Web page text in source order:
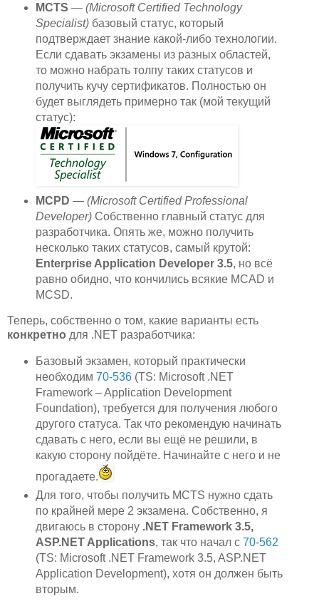
MCTS — (Microsoft Certified Technology
Specialist)базовый статус, который
подтверждает знание какой-либо технологии.
Если сдавать экзамены из разных областей,
то можно набрать толпу таких статусов и
получить кучу сертификатов. Полностью он
будет выглядеть примерно так (мой текущий
статус):
MCPD — (Microsoft Certified Professional
Developer)Собственно главный статус для
разработчика. Опять же, можно получить
несколько таких статусов, самый крутой:
Enterprise Application Developer 3.5, но всё
равно обидно, что кончились всякие MCAD и
MCSD.
Теперь, собственно о том, какие варианты есть
конкретно для .NET разработчика:
Базовый экзамен, который практически
необходим 70-536(TS: Microsoft .NET
Framework – Application Development
Foundation), требуется для получения любого
другого статуса. Так что рекомендую начинать
сдавать с него, если вы ещё не решили, в
какую сторону пойдёте. Начинайте с него и не
прогадаете.
Для того, чтобы получить MCTS нужно сдать
по крайней мере 2 экзамена. Собственно, я
двигаюсь в сторону .NET Framework 3.5,
ASP.NET Applications, так что начал с 70-562
(TS: Microsoft .NET Framework 3.5, ASP.NET
Application Development), хотя он должен быть
вторым.